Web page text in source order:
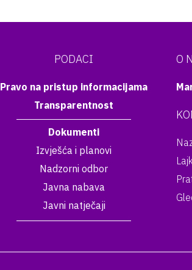
PODACI
Pravo na pristup informacijama
Transparentnost
Dokumenti
Izvješća i planovi
Nadzorni odbor
Javna nabava
Javni natječaji
O